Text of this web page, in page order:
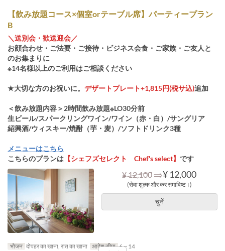
【飲み放題コース×個室orテーブル席】パーティープラン
B
＼送別会・歓送迎会／
お顔合わせ・ご法要・ご接待・ビジネス会食・ご家族・ご友人と
のお集まりに
※14名様以上のご利用はご相談ください
★大切な方のお祝いに。 デザートプレート+1,815円(税サ込)追加
＜飲み放題内容＞2時間飲み放題※LO30分前
生ビール/スパークリングワイン/ワイン（赤・白）/サングリア
紹興酒/ウィスキー/焼酎（芋・麦）/ソフトドリンク3種
メニューはこちら
こちらのプランは 【シェフズセレクト Chef's select】 です
¥ 12,100 ⇒¥ 12,000
(सेवा शुल्क और कर समाविष्ट।)
चुनें
भोजन दोपहर का खाना, रात का खाना आदेश सीमा 6 ~ 14